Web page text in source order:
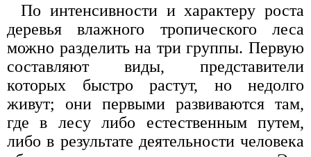
По интенсивности и характеру роста
деревья влажного тропического леса
можно разделить на три группы. Первую
составляют виды, представители
которых быстро растут, но недолго
живут; они первыми развиваются там,
где в лесу либо естественным путем,
либо в результате деятельности человека